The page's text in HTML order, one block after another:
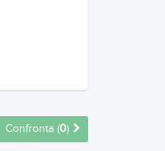
Confronta (0)